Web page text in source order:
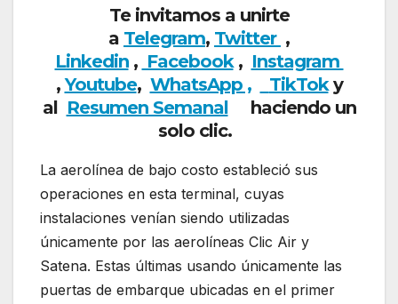
Te invitamos a unirte
a Telegram, Twitter ,
Linkedin, Facebook, Instagram
,Youtube, WhatsApp , TikToky
al Resumen Semanalhaciendo un
solo clic.
La aerolínea de bajo costo estableció sus
operaciones en esta terminal, cuyas
instalaciones venían siendo utilizadas
únicamente por las aerolíneas Clic Air y
Satena. Estas últimas usando únicamente las
puertas de embarque ubicadas en el primer